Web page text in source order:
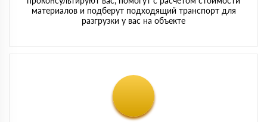
материалов и подберут подходящий транспорт для
разгрузки у вас на объекте